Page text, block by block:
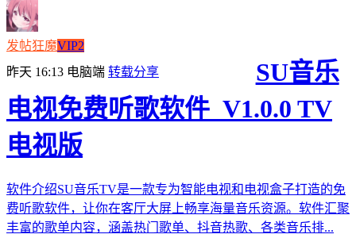
发帖狂魔VIP2
昨天 16:13 电脑端 转载分享
SU音乐
电视免费听歌软件_V1.0.0 TV
电视版
软件介绍SU音乐TV是一款专为智能电视和电视盒子打造的免
费听歌软件，让你在客厅大屏上畅享海量音乐资源。软件汇聚
丰富的歌单内容，涵盖热门歌单、抖音热歌、各类音乐排...